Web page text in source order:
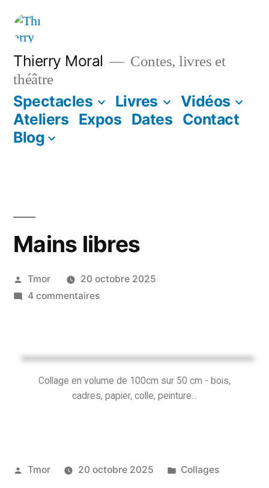
Thierry Moral
Contes, livres et
théâtre
Spectacles Livres
Vidéos
Ateliers Expos Dates Contact
Blog
Mains libres
Tmor
20 octobre 2025
4 commentaires
Collage en volume de 100cm sur 50 cm - bois,
cadres, papier, colle, peinture...
Tmor 20 octobre 2025 Collages